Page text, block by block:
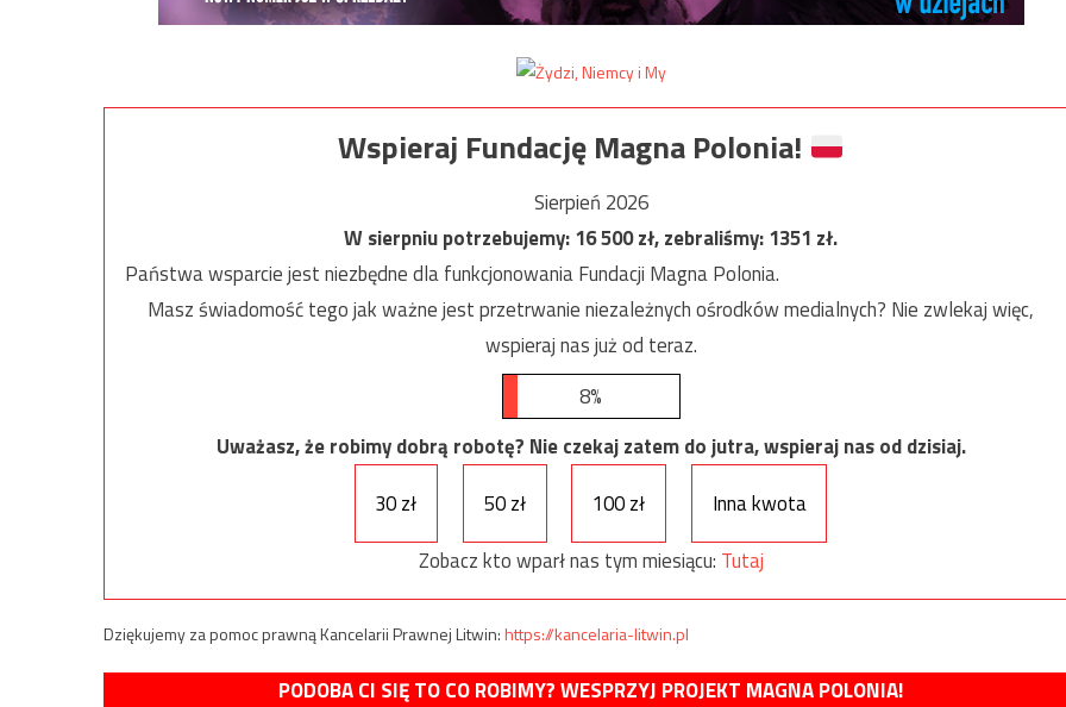
Wspieraj Fundację Magna Polonia!
Sierpień 2026
W sierpniu potrzebujemy:16 500zł, zebraliśmy:1351 zł.
Państwa wsparcie jest niezbędne dla funkcjonowania Fundacji Magna Polonia.
Masz świadomość tego jak ważne jest przetrwanie niezależnych ośrodków medialnych? Nie zwlekaj więc,
wspieraj nas już od teraz.
8%
Uważasz, że robimy dobrą robotę? Nie czekaj zatem do jutra, wspieraj nas od dzisiaj.
30 zł
50 zł 100 zł
Inna kwota
Zobacz kto wparł nas tym miesiącu: Tutaj
Dziękujemy za pomoc prawną Kancelarii Prawnej Litwin:https://kancelaria-litwin.pl
PODOBA CI SIĘ TO CO ROBIMY? WESPRZYJ PROJEKT MAGNA POLONIA!